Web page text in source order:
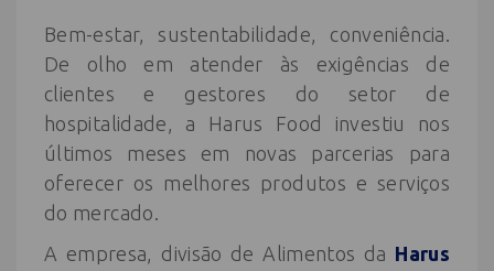
Bem-estar, sustentabilidade, conveniência.
De olho em atender às exigências de
clientes e gestores do setor de
hospitalidade, a Harus Food investiu nos
últimos meses em novas parcerias para
oferecer os melhores produtos e serviços
do mercado.
A empresa, divisão de Alimentos da Harus